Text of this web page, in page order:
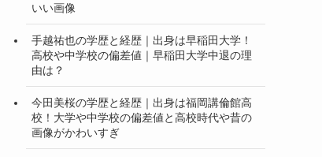
いい画像
手越祐也の学歴と経歴｜出身は早稲田大学！
高校や中学校の偏差値｜早稲田大学中退の理
由は？
今田美桜の学歴と経歴｜出身は福岡講倫館高
校！大学や中学校の偏差値と高校時代や昔の
画像がかわいすぎ